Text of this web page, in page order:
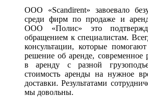
ООО «Scandirent» завоевало
среди фирм по продаже и
ООО «Полис» это
обращением к специалистам.
консультации, которые
решение об аренде, современное
в аренду с разной
стоимость аренды на нужное
доставки. Результатами
мы довольны.